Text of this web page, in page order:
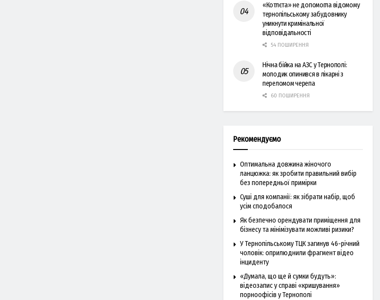
«Котлєта» не допомогла відомому
тернопільському забудовнику
уникнути кримінальної
відповідальності
54 ПОШИРЕННЯ
Нічна бійка на АЗС у Тернополі:
молодик опинився в лікарні з
переломом черепа
60 ПОШИРЕННЯ
Рекомендуємо
Оптимальна довжина жіночого
ланцюжка: як зробити правильний вибір
без попередньої примірки
Суші для компанії: як зібрати набір, щоб
усім сподобалося
Як безпечно орендувати приміщення для
бізнесу та мінімізувати можливі ризики?
У Тернопільському ТЦК загинув 46-річний
чоловік: оприлюднили фрагмент відео
інциденту
«Думала, що ще й сумки будуть»:
відеозапис у справі «кришування»
порноофісів у Тернополі